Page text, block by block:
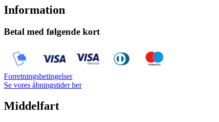
Information
Betal med følgende kort
Forretningsbetingelser
Se vores åbningstider her
Middelfart